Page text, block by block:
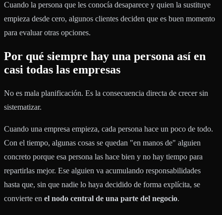
Cuando la persona que les conocía desaparece y quien la sustituye
empieza desde cero, algunos clientes deciden que es buen momento
para evaluar otras opciones.
Por qué siempre hay una persona así en
casi todas las empresas
No es mala planificación. Es la consecuencia directa de crecer sin
sistematizar.
Cuando una empresa empieza, cada persona hace un poco de todo.
Con el tiempo, algunas cosas se quedan "en manos de" alguien
concreto porque esa persona las hace bien y no hay tiempo para
repartirlas mejor. Ese alguien va acumulando responsabilidades
hasta que, sin que nadie lo haya decidido de forma explícita, se
convierte en el nodo central de una parte del negocio.